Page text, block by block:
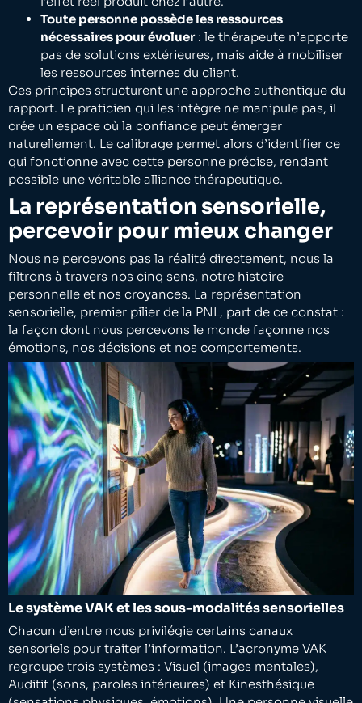
Toute personne possède les ressources
nécessaires pour évoluer: le thérapeute n’apporte
pas de solutions extérieures, mais aide à mobiliser
les ressources internes du client.
Ces principes structurent une approche authentique du
rapport. Le praticien qui les intègre ne manipule pas, il
crée un espace où la confiance peut émerger
naturellement. Le calibrage permet alors d’identifier ce
qui fonctionne avec cette personne précise, rendant
possible une véritable alliance thérapeutique.
La représentation sensorielle,
percevoir pour mieux changer
Nous ne percevons pas la réalité directement, nous la
filtrons à travers nos cinq sens, notre histoire
personnelle et nos croyances. La représentation
sensorielle, premier pilier de la PNL, part de ce constat :
la façon dont nous percevons le monde façonne nos
émotions, nos décisions et nos comportements.
Le système VAK et les sous-modalités sensorielles
Chacun d’entre nous privilégie certains canaux
sensoriels pour traiter l’information. L’acronyme VAK
regroupe trois systèmes : Visuel (images mentales),
Auditif (sons, paroles intérieures) et Kinesthésique